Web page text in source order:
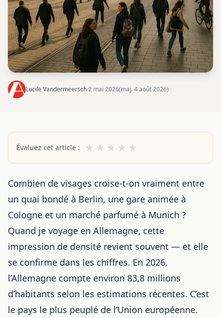
Lucile Vandermeersch·2 mai 2026(maj. 4 août 2026)
Évaluez cet article : ★ ★ ★ ★ ★
Combien de visages croise-t-on vraiment entre
un quai bondé à Berlin, une gare animée à
Cologne et un marché parfumé à Munich ?
Quand je voyage en Allemagne, cette
impression de densité revient souvent — et elle
se confirme dans les chiffres. En 2026,
l’Allemagne compte environ 83,8 millions
d’habitants selon les estimations récentes. C’est
le pays le plus peuplé de l’Union européenne.